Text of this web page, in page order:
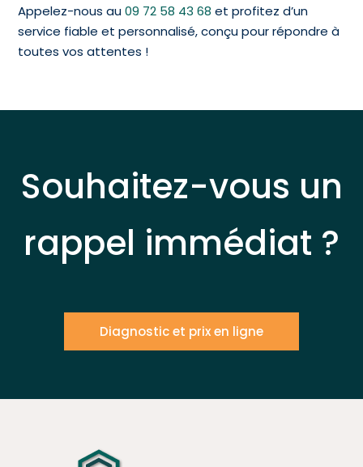
Appelez-nous au09 72 58 43 68 et profitez d’un
service fiable et personnalisé, conçu pour répondre à
toutes vos attentes !
Souhaitez-vous un
rappel immédiat ?
Diagnostic et prix en ligne